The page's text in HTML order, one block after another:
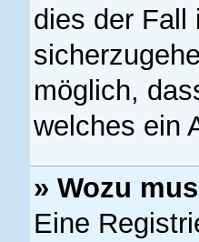
dies der Fall
möglich,
welches ein
» Wozu
Eine